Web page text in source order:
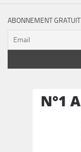
ABONNEMENT GRATUIT